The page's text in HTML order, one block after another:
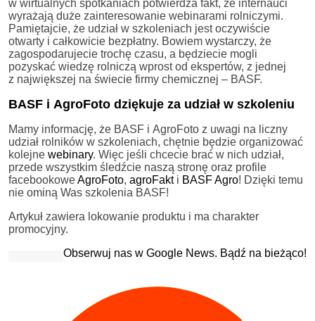
w wirtualnych spotkaniach potwierdza fakt, że internauci
wyrażają duże zainteresowanie webinarami rolniczymi.
Pamiętajcie, że udział w szkoleniach jest oczywiście
otwarty i całkowicie bezpłatny. Bowiem wystarczy, że
zagospodarujecie trochę czasu, a będziecie mogli
pozyskać wiedzę rolniczą wprost od ekspertów, z jednej
z największej na świecie firmy chemicznej – BASF.
BASF i AgroFoto dziękuje za udział w szkoleniu
Mamy informację, że BASF i AgroFoto z uwagi na liczny
udział rolników w szkoleniach, chętnie będzie organizować
kolejne webinary. Więc jeśli chcecie brać w nich udział,
przede wszystkim śledźcie naszą stronę oraz profile
facebookoweAgroFoto, agroFakti BASF Agro! Dzięki temu
nie ominą Was szkolenia BASF!
Artykuł zawiera lokowanie produktu i ma charakter
promocyjny.
Obserwuj nas w Google News. Bądź na bieżąco!